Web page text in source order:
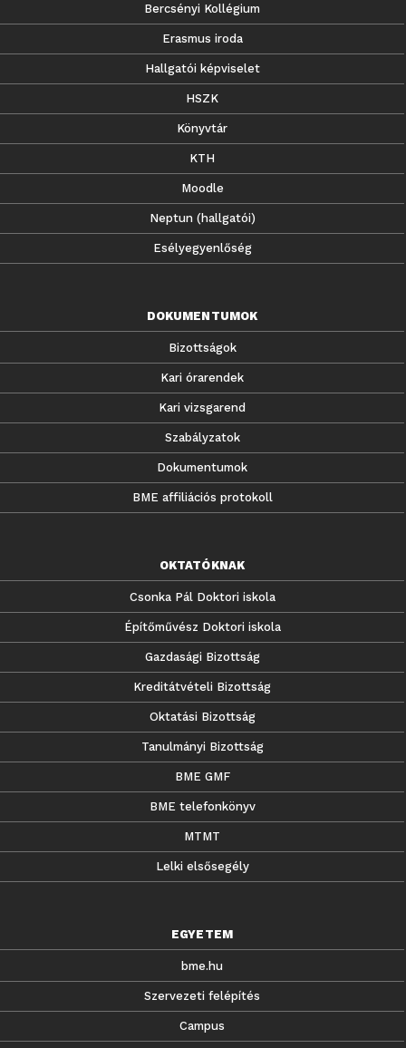
Bercsényi Kollégium
Erasmus iroda
Hallgatói képviselet
HSZK
Könyvtár
KTH
Moodle
Neptun (hallgatói)
Esélyegyenlőség
DOKUMENTUMOK
Bizottságok
Kari órarendek
Kari vizsgarend
Szabályzatok
Dokumentumok
BME affiliációs protokoll
OKTATÓKNAK
Csonka Pál Doktori iskola
Építőművész Doktori iskola
Gazdasági Bizottság
Kreditátvételi Bizottság
Oktatási Bizottság
Tanulmányi Bizottság
BME GMF
BME telefonkönyv
MTMT
Lelki elsősegély
EGYETEM
bme.hu
Szervezeti felépítés
Campus